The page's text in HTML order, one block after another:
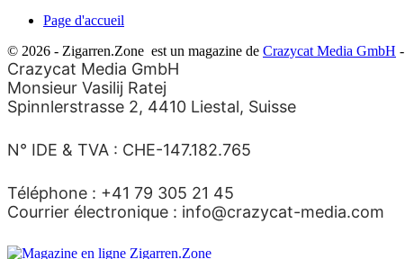
Page d'accueil
© 2026 - Zigarren.Zone est un magazine de Crazycat Media GmbH
Crazycat Media GmbH
Monsieur Vasilij Ratej
Spinnlerstrasse 2, 4410 Liestal, Suisse
N° IDE & TVA : CHE-147.182.765
Téléphone : +41 79 305 21 45
Courrier électronique : info@crazycat-media.com